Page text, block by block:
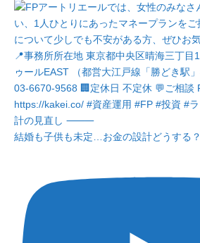
結婚も子供も未定…お金の設計どうする？